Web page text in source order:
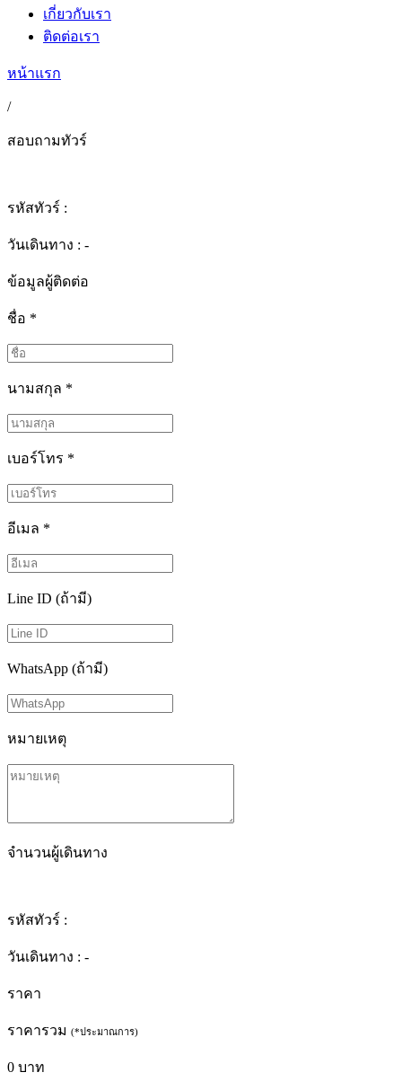
เกี่ยวกับเรา
ติดต่อเรา
หน้าแรก
/
สอบถามทัวร์
รหัสทัวร์ :
วันเดินทาง : -
ข้อมูลผู้ติดต่อ
ชื่อ *
นามสกุล *
เบอร์โทร *
อีเมล *
Line ID (ถ้ามี)
WhatsApp (ถ้ามี)
หมายเหตุ
จำนวนผู้เดินทาง
รหัสทัวร์ :
วันเดินทาง : -
ราคา
ราคารวม (*ประมาณการ)
0 บาท